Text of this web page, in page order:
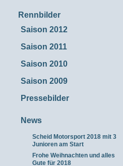
Rennbilder
Saison 2012
Saison 2011
Saison 2010
Saison 2009
Pressebilder
News
Scheid Motorsport 2018 mit 3
Junioren am Start
Frohe Weihnachten und alles
Gute für 2018